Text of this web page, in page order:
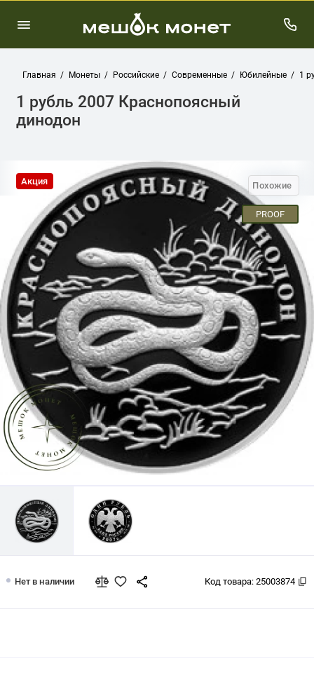
Главная Монеты Российские Современные Юбилейные 1
1 рубль 2007 Краснопоясный
динодон
Похожие
PROOF
Акция
Нет в наличии Код товара: 25003874